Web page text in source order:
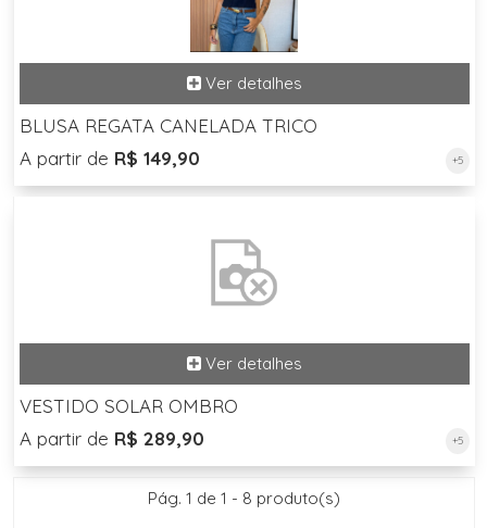
BLUSA REGATA CANELADA TRICO
A partir de R$ 149,90 +5
VESTIDO SOLAR OMBRO
A partir de R$ 289,90 +5
Pág. 1 de 1 - 8 produto(s)